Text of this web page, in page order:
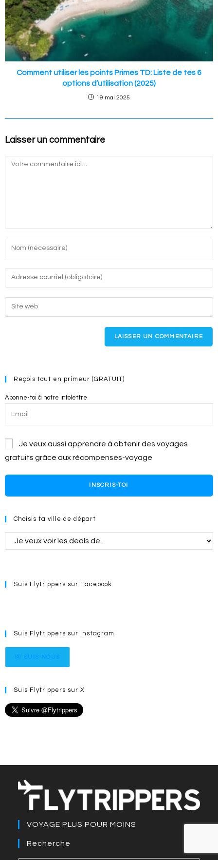
Comment utiliser les points Primes TD: Liste de tes 6
options d’utilisation (2025)
19 mai 2025
Laisser un commentaire
Commentaire
your
name
comment
Enter
your
email
address
Enter
your
Reçois tout en primeur (GRATUIT)
Abonne-toi à notre infolettre
Je veux aussi apprendre à obtenir des voyages
gratuits grâce aux récompenses-voyage
INSCRIS-TOI
Choisis ta ville de départ
Suis Flytrippers sur Facebook
Suis Flytrippers sur Instagram
Suis Flytrippers sur X
VOYAGE PLUS POUR MOINS
Recherche